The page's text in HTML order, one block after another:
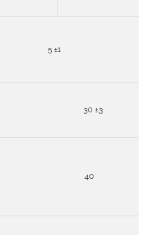
5 ±1
30 ±3
40